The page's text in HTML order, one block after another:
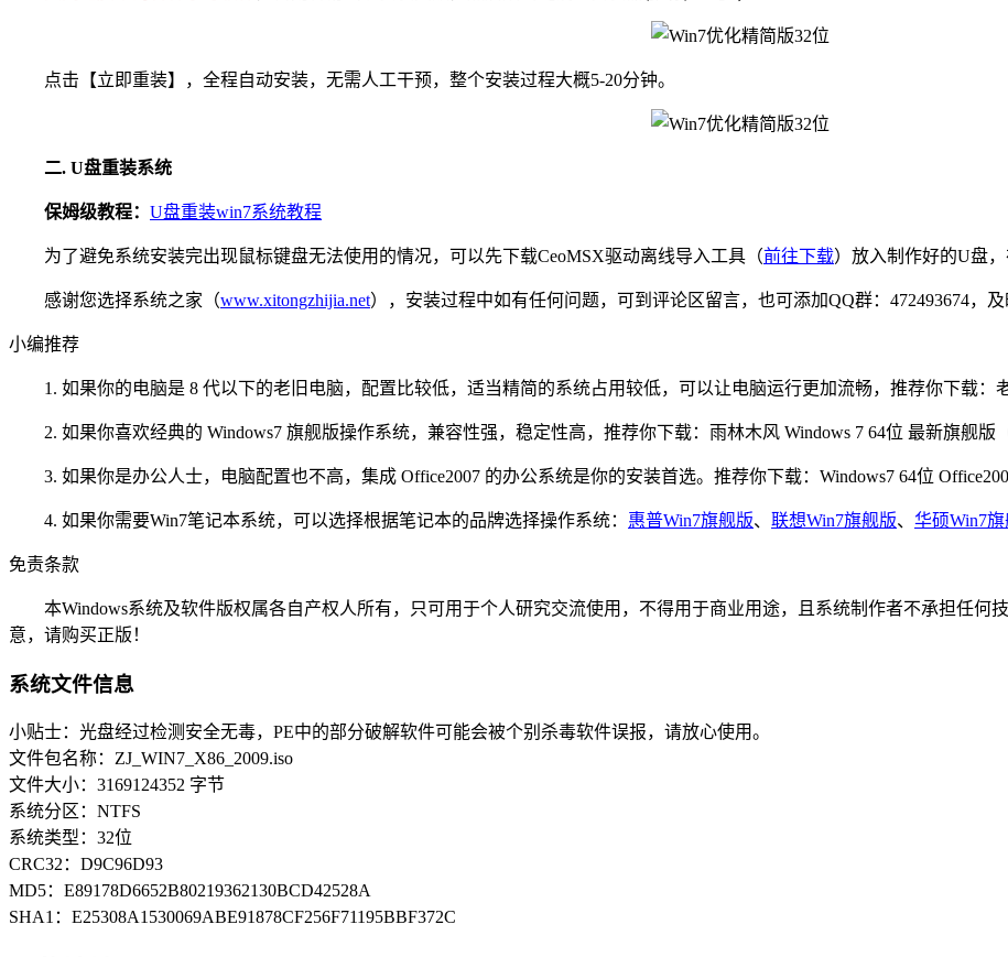
点击【立即重装】，全程自动安装，无需人工干预，整个安装过程大概5-20分钟。
二. U盘重装系统
保姆级教程： U盘重装win7系统教程
为了避免系统安装完出现鼠标键盘无法使用的情况，可以先下载CeoMSX驱动离线导入工具（前往下载）放入制作好的U盘
感谢您选择系统之家（www.xitongzhijia.net），安装过程中如有任何问题，可到评论区留言，也可添加QQ群：472493674，及
小编推荐
1. 如果你的电脑是 8 代以下的老旧电脑，配置比较低，适当精简的系统占用较低，可以让电脑运行更加流畅，推荐你下载：
2. 如果你喜欢经典的 Windows7 旗舰版操作系统，兼容性强，稳定性高，推荐你下载：雨林木风 Windows 7 64位 最新旗舰版
3. 如果你是办公人士，电脑配置也不高，集成 Office2007 的办公系统是你的安装首选。推荐你下载：Windows7 64位
4. 如果你需要Win7笔记本系统，可以选择根据笔记本的品牌选择操作系统： 惠普Win7旗舰版、 联想Win7旗舰版、 华硕Win7
免责条款
本Windows系统及软件版权属各自产权人所有，只可用于个人研究交流使用，不得用于商业用途，且系统制作者不承担任何
意，请购买正版！
系统文件信息
小贴士：光盘经过检测安全无毒，PE中的部分破解软件可能会被个别杀毒软件误报，请放心使用。
文件包名称：ZJ_WIN7_X86_2009.iso
文件大小：3169124352 字节
系统分区：NTFS
系统类型：32位
CRC32：D9C96D93
MD5：E89178D6652B80219362130BCD42528A
SHA1：E25308A1530069ABE91878CF256F71195BBF372C